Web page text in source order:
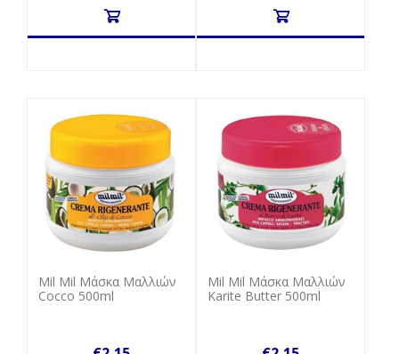
Mil Mil Μάσκα Μαλλιών
Cocco 500ml
Mil Mil Μάσκα Μαλλιών
Karite Butter 500ml